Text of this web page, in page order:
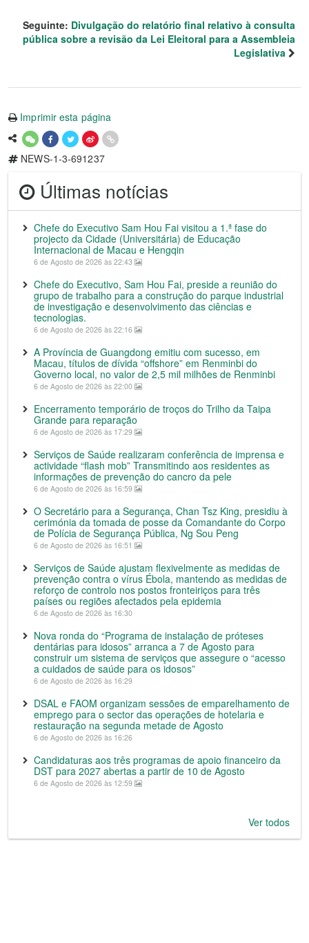
Seguinte: Divulgação do relatório final relativo à consulta
pública sobre a revisão da Lei Eleitoral para a Assembleia
Legislativa
Imprimir esta página
NEWS-1-3-691237
Últimas notícias
Chefe do Executivo Sam Hou Fai visitou a 1.ª fase do
projecto da Cidade (Universitária) de Educação
Internacional de Macau e Hengqin
6 de Agosto de 2026 às 22:43
Chefe do Executivo, Sam Hou Fai, preside a reunião do
grupo de trabalho para a construção do parque industrial
de investigação e desenvolvimento das ciências e
tecnologias.
6 de Agosto de 2026 às 22:16
A Província de Guangdong emitiu com sucesso, em
Macau, títulos de dívida “offshore” em Renminbi do
Governo local, no valor de 2,5 mil milhões de Renminbi
6 de Agosto de 2026 às 22:00
Encerramento temporário de troços do Trilho da Taipa
Grande para reparação
6 de Agosto de 2026 às 17:29
Serviços de Saúde realizaram conferência de imprensa e
actividade “flash mob” Transmitindo aos residentes as
informações de prevenção do cancro da pele
6 de Agosto de 2026 às 16:59
O Secretário para a Segurança, Chan Tsz King, presidiu à
cerimónia da tomada de posse da Comandante do Corpo
de Polícia de Segurança Pública, Ng Sou Peng
6 de Agosto de 2026 às 16:51
Serviços de Saúde ajustam flexivelmente as medidas de
prevenção contra o vírus Ébola, mantendo as medidas de
reforço de controlo nos postos fronteiriços para três
países ou regiões afectados pela epidemia
6 de Agosto de 2026 às 16:30
Nova ronda do “Programa de instalação de próteses
dentárias para idosos” arranca a 7 de Agosto para
construir um sistema de serviços que assegure o “acesso
a cuidados de saúde para os idosos”
6 de Agosto de 2026 às 16:29
DSAL e FAOM organizam sessões de emparelhamento de
emprego para o sector das operações de hotelaria e
restauração na segunda metade de Agosto
6 de Agosto de 2026 às 16:26
Candidaturas aos três programas de apoio financeiro da
DST para 2027 abertas a partir de 10 de Agosto
6 de Agosto de 2026 às 12:59
Ver todos